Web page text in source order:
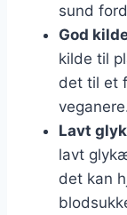
sund
God
kilde til
det til et
Lavt
lavt
det kan